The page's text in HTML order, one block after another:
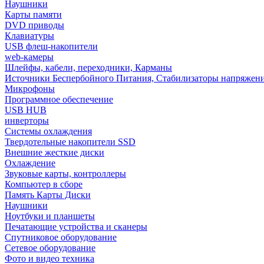
Наушники
Карты памяти
DVD приводы
Клавиатуры
USB флеш-накопители
web-камеры
Шлейфы, кабели, переходники, Карманы
Источники Беспербойного Питания, Стабилизаторы
Микрофоны
Программное обеспечение
USB HUB
инверторы
Системы охлаждения
Твердотельные накопители SSD
Внешние жесткие диски
Охлаждение
Звуковые карты, контроллеры
Компьютер в сборе
Память Карты Диски
Наушники
Ноутбуки и планшеты
Печатающие устройства и сканеры
Спутниковое оборудование
Сетевое оборудование
Фото и видео техника